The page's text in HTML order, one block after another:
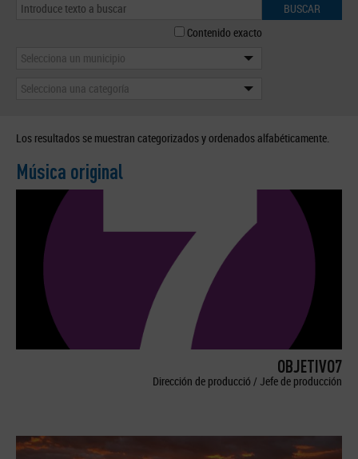
BUSCAR
Contenido exacto
Selecciona un municipio
Selecciona una categoría
Los resultados se muestran categorizados y ordenados alfabéticamente.
Música original
OBJETIVO7
Dirección de producció / Jefe de producción